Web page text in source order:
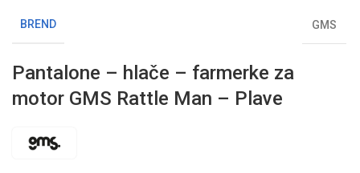
BREND GMS
Pantalone – hlače – farmerke za
motor GMS Rattle Man – Plave